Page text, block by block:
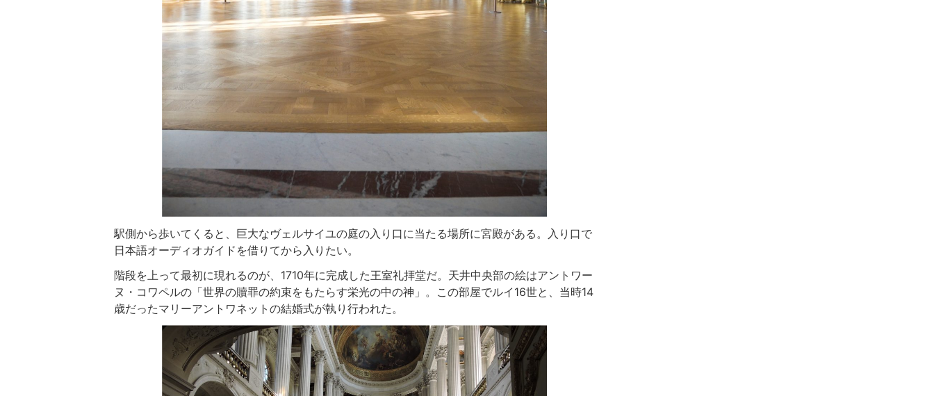
駅側から歩いてくると、巨大なヴェルサイユの庭の入り口に当たる場所に宮殿がある。入り口で
日本語オーディオガイドを借りてから入りたい。
階段を上って最初に現れるのが、1710年に完成した王室礼拝堂だ。天井中央部の絵はアントワー
ヌ・コワペルの「世界の贖罪の約束をもたらす栄光の中の神」。この部屋でルイ16世と、当時14
歳だったマリーアントワネットの結婚式が執り行われた。